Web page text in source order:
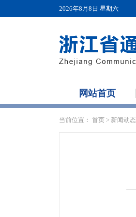
2026年8月8日 星期六
网站首页
当前位置： 首页 > 新闻动态